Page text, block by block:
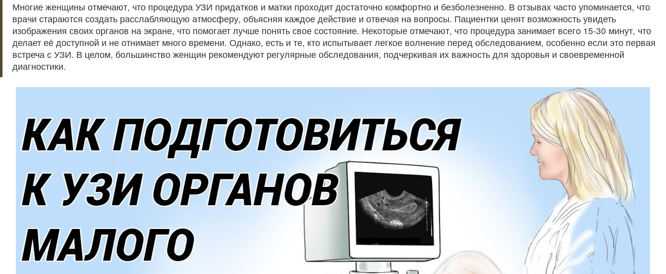
Многие женщины отмечают, что процедура УЗИ придатков и матки проходит достаточно комфортно и безболезненно. В отзывах часто упоминается, что
врачи стараются создать расслабляющую атмосферу, объясняя каждое действие и отвечая на вопросы. Пациентки ценят возможность увидеть
изображения своих органов на экране, что помогает лучше понять свое состояние. Некоторые отмечают, что процедура занимает всего 15-30 минут, что
делает её доступной и не отнимает много времени. Однако, есть и те, кто испытывает легкое волнение перед обследованием, особенно если это первая
встреча с УЗИ. В целом, большинство женщин рекомендуют регулярные обследования, подчеркивая их важность для здоровья и своевременной
диагностики.